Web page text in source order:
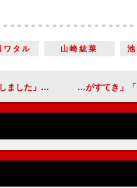
ワタル 山崎紘菜
イズ』【インタビュー】 榮倉奈々が憧れる理想の夫婦「10